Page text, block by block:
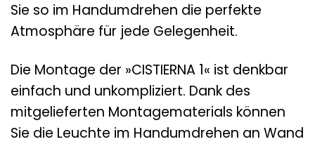
Sie so im Handumdrehen die perfekte
Atmosphäre für jede Gelegenheit.
Die Montage der »CISTIERNA 1« ist denkbar
einfach und unkompliziert. Dank des
mitgelieferten Montagematerials können
Sie die Leuchte im Handumdrehen an Wand